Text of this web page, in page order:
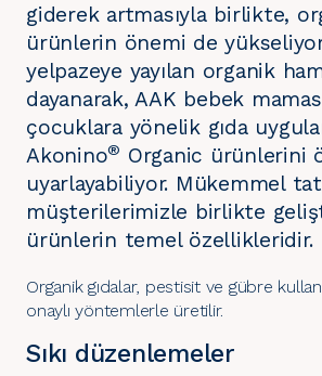
giderek artmasıyla birlikte,
ürünlerin önemi de
yelpazeye yayılan organik
dayanarak, AAK bebek
çocuklara yönelik gıda
Akonino® Organic ürünlerini
uyarlayabiliyor. Mükemmel
müşterilerimizle birlikte
ürünlerin temel özellikleridir.
Organik gıdalar, pestisit ve gübre
onaylı yöntemlerle üretilir.
Sıkı düzenlemeler